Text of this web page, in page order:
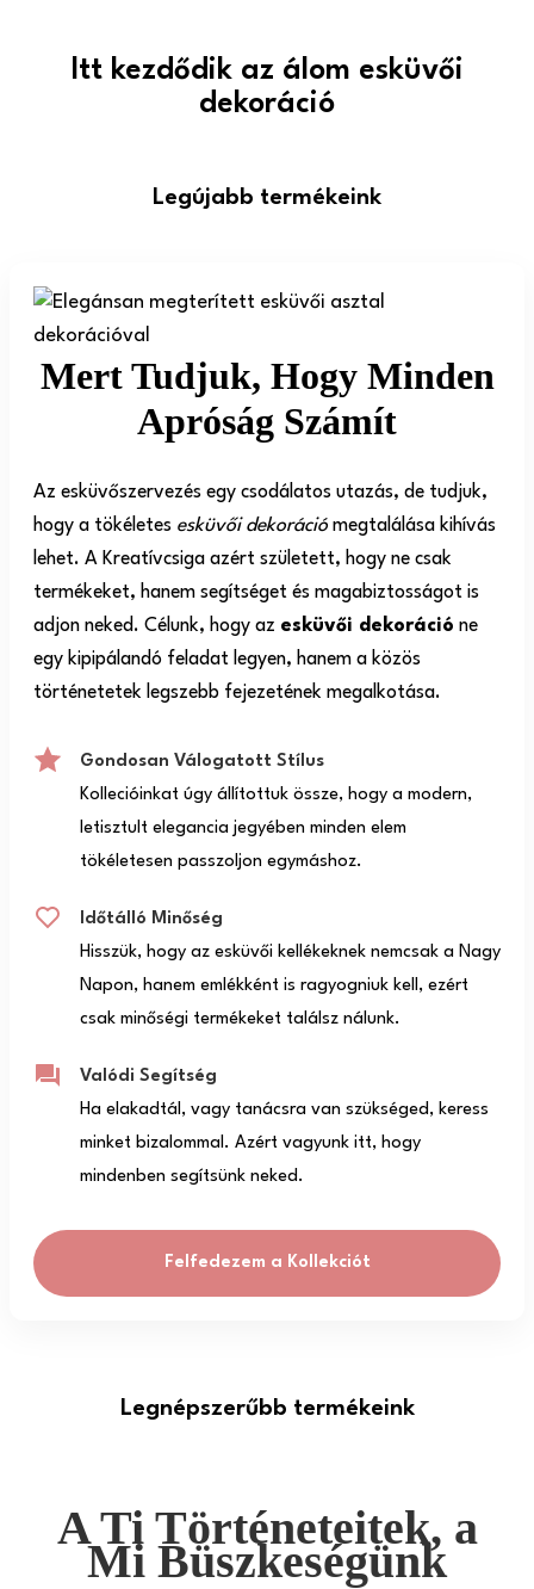
Itt kezdődik az álom esküvői
dekoráció
Legújabb termékeink
Mert Tudjuk, Hogy Minden
Apróság Számít
Az esküvőszervezés egy csodálatos utazás, de tudjuk,
hogy a tökéletes esküvői dekoráció megtalálása kihívás
lehet. A Kreatívcsiga azért született, hogy ne csak
termékeket, hanem segítséget és magabiztosságot is
adjon neked. Célunk, hogy az esküvői dekoráció ne
egy kipipálandó feladat legyen, hanem a közös
történetetek legszebb fejezetének megalkotása.
Gondosan Válogatott Stílus
Kollecióinkat úgy állítottuk össze, hogy a modern,
letisztult elegancia jegyében minden elem
tökéletesen passzoljon egymáshoz.
Időtálló Minőség
Hisszük, hogy az esküvői kellékeknek nemcsak a Nagy
Napon, hanem emlékként is ragyogniuk kell, ezért
csak minőségi termékeket találsz nálunk.
Valódi Segítség
Ha elakadtál, vagy tanácsra van szükséged, keress
minket bizalommal. Azért vagyunk itt, hogy
mindenben segítsünk neked.
Felfedezem a Kollekciót
Legnépszerűbb termékeink
A Ti Történeteitek, a
Mi Büszkeségünk